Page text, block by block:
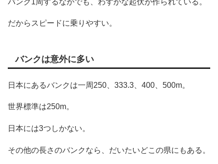
だからスピードに乗りやすい。
バンクは意外に多い
日本にあるバンクは一周250、333.3、400、500m。
世界標準は250m。
日本には3つしかない。
その他の長さのバンクなら、だいたいどこの県にもある。